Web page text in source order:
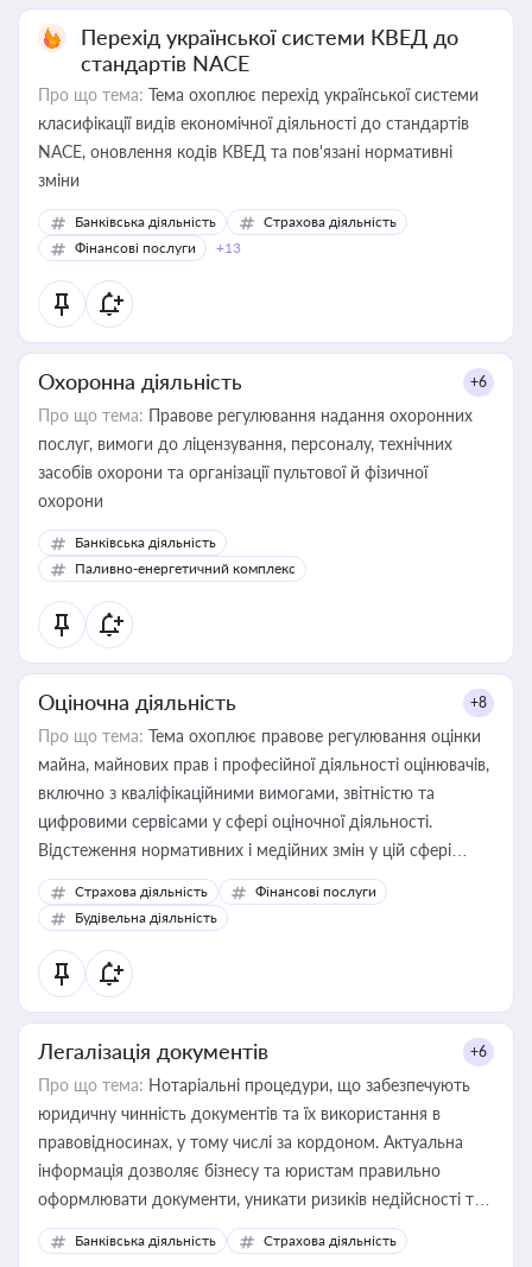
Перехід української системи КВЕД до
стандартів NACE
Про що тема: Тема охоплює перехід української системи
класифікації видів економічної діяльності до стандартів
NACE, оновлення кодів КВЕД та пов'язані нормативні
зміни
Банківська діяльність
Страхова діяльність
Фінансові послуги
+13
Охоронна діяльність +6
Про що тема: Правове регулювання надання охоронних
послуг, вимоги до ліцензування, персоналу, технічних
засобів охорони та організації пультової й фізичної
охорони
Банківська діяльність
Паливно-енергетичний комплекс
Оціночна діяльність +8
Про що тема: Тема охоплює правове регулювання оцінки
майна, майнових прав і професійної діяльності оцінювачів,
включно з кваліфікаційними вимогами, звітністю та
цифровими сервісами у сфері оціночної діяльності.
Відстеження нормативних і медійних змін у цій сфері
корисне для власника бізнесу, керівника, юриста або
бухгалтера під час оподаткування, приватизації, оренди
державного майна, корпоративних угод і перевірки
статусу суб'єктів оціночної діяльності
Страхова діяльність
Фінансові послуги
Будівельна діяльність
Легалізація документів +6
Про що тема: Нотаріальні процедури, що забезпечують
юридичну чинність документів та їх використання в
правовідносинах, у тому числі за кордоном. Актуальна
інформація дозволяє бізнесу та юристам правильно
оформлювати документи, уникати ризиків недійсності та
забезпечувати їх належне прийняття органами влади та
контрагентами
Банківська діяльність Страхова діяльність